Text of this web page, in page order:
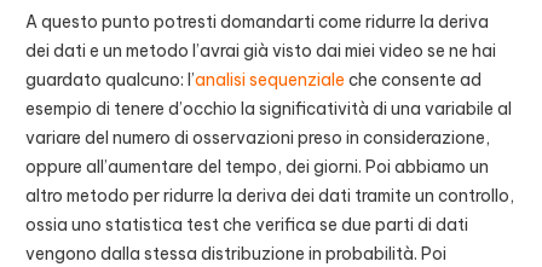
A questo punto potresti domandarti come ridurre la deriva
dei dati e un metodo l’avrai già visto dai miei video se ne hai
guardato qualcuno: l’analisi sequenziale che consente ad
esempio di tenere d’occhio la significatività di una variabile al
variare del numero di osservazioni preso in considerazione,
oppure all’aumentare del tempo, dei giorni. Poi abbiamo un
altro metodo per ridurre la deriva dei dati tramite un controllo,
ossia uno statistica test che verifica se due parti di dati
vengono dalla stessa distribuzione in probabilità. Poi